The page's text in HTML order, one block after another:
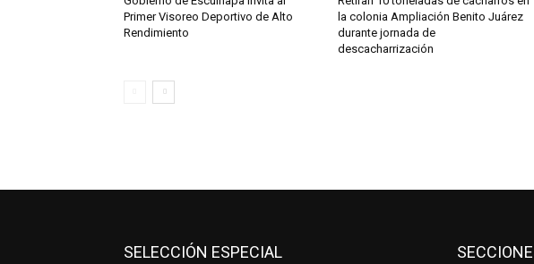
Primer Visoreo Deportivo de Alto
Rendimiento
la colonia Ampliación Benito Juárez
durante jornada de
descacharrización
SELECCIÓN ESPECIAL